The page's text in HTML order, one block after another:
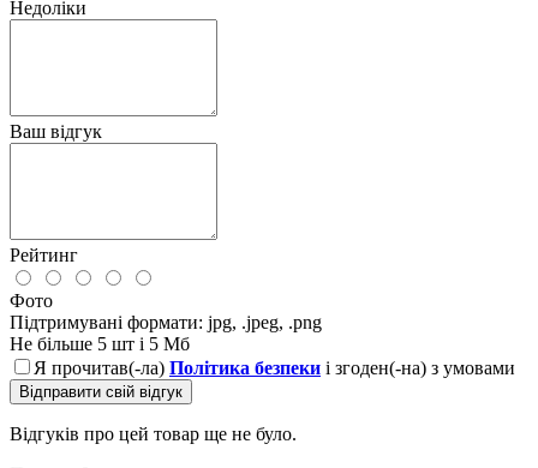
Недоліки
Ваш відгук
Рейтинг
Фото
Підтримувані формати: jpg, .jpeg, .png
Не більше 5 шт і 5 Мб
Я прочитав(-ла) Політика безпеки і згоден(-на) з умовами
Відправити свій відгук
Відгуків про цей товар ще не було.